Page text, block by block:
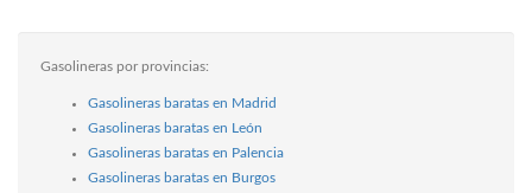
Gasolineras por provincias:
Gasolineras baratas en Madrid
Gasolineras baratas en León
Gasolineras baratas en Palencia
Gasolineras baratas en Burgos